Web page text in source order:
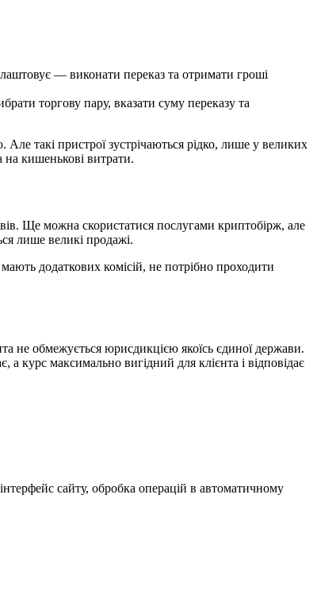
— виконати переказ та отримати гроші
торгову пару, вказати суму переказу та
такі пристрої зустрічаються рідко, лише у великих
на кишенькові витрати.
Ще можна скористатися послугами криптобірж, але
лише великі продажі.
додаткових комісій, не потрібно проходити
не обмежується юрисдикцією якоїсь єдиної держави.
курс максимально вигідний для клієнта і відповідає
сайту, обробка операцій в автоматичному